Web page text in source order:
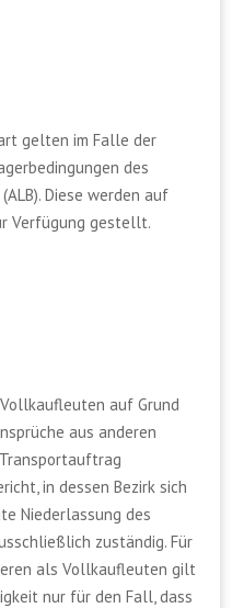
gelten im Falle der
des
Diese werden auf
Verfügung gestellt.
auf Grund
aus anderen
in dessen Bezirk sich
Niederlassung des
zuständig. Für
als Vollkaufleuten gilt
nur für den Fall, dass